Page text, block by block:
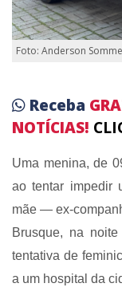
Foto: Anderson
Receba
NOTÍCIAS!
Uma menina, de
ao tentar impedir
mãe — ex-
Brusque, na
tentativa de
a um hospital da